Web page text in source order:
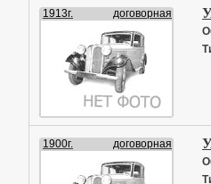
1913г. договорная
1900г. договорная